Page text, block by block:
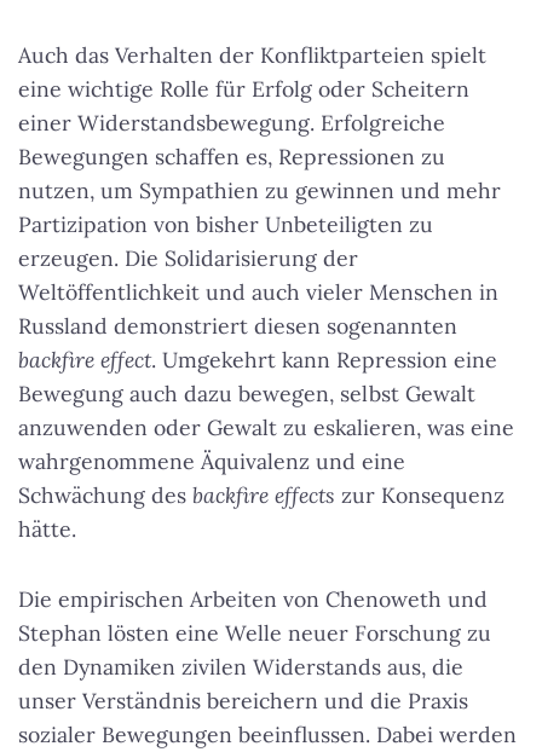
Auch das Verhalten der Konfliktparteien spielt
eine wichtige Rolle für Erfolg oder Scheitern
einer Widerstandsbewegung. Erfolgreiche
Bewegungen schaffen es, Repressionen zu
nutzen, um Sympathien zu gewinnen und mehr
Partizipation von bisher Unbeteiligten zu
erzeugen. Die Solidarisierung der
Weltöffentlichkeit und auch vieler Menschen in
Russland demonstriert diesen sogenannten
backfire effect. Umgekehrt kann Repression eine
Bewegung auch dazu bewegen, selbst Gewalt
anzuwenden oder Gewalt zu eskalieren, was eine
wahrgenommene Äquivalenz und eine
Schwächung des backfire effects zur Konsequenz
hätte.
Die empirischen Arbeiten von Chenoweth und
Stephan lösten eine Welle neuer Forschung zu
den Dynamiken zivilen Widerstands aus, die
unser Verständnis bereichern und die Praxis
sozialer Bewegungen beeinflussen. Dabei werden